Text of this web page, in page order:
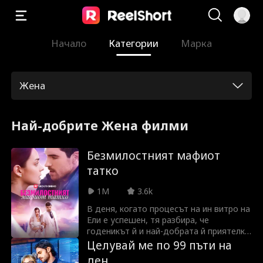
Начало Категории Марка
Жена
Най-добрите Жена филми
Безмилостният мафиот
татко
1M
3.6k
В деня, когато процесът на ин витро на
Ели е успешен, тя разбира, че
годеникът й и най-добрата й приятелка
имат връзка. Опустошена, тя решава
да отгледа детето си сама. Лекарят
Целувай ме по 99 пъти на